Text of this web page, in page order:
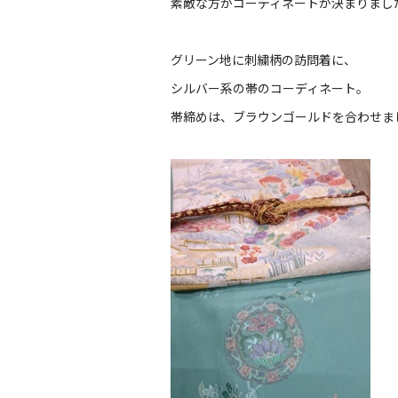
グリーン地に刺繍柄の訪問着に、
シルバー系の帯のコーディネート。
帯締めは、ブラウンゴールドを合わせま